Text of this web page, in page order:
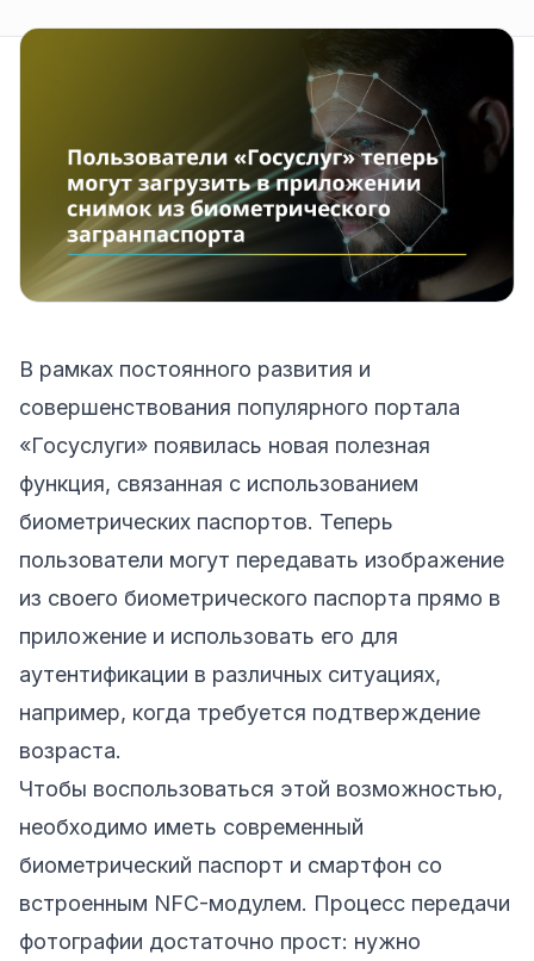
В рамках постоянного развития и
совершенствования популярного портала
«Госуслуги» появилась новая полезная
функция, связанная с использованием
биометрических паспортов. Теперь
пользователи могут передавать изображение
из своего биометрического паспорта прямо в
приложение и использовать его для
аутентификации в различных ситуациях,
например, когда требуется подтверждение
возраста.
Чтобы воспользоваться этой возможностью,
необходимо иметь современный
биометрический паспорт и смартфон со
встроенным NFC-модулем. Процесс передачи
фотографии достаточно прост: нужно